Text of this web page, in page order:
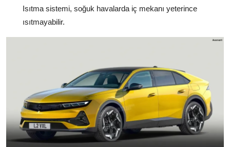
Isıtma sistemi, soğuk havalarda iç mekanı yeterince
ısıtmayabilir.